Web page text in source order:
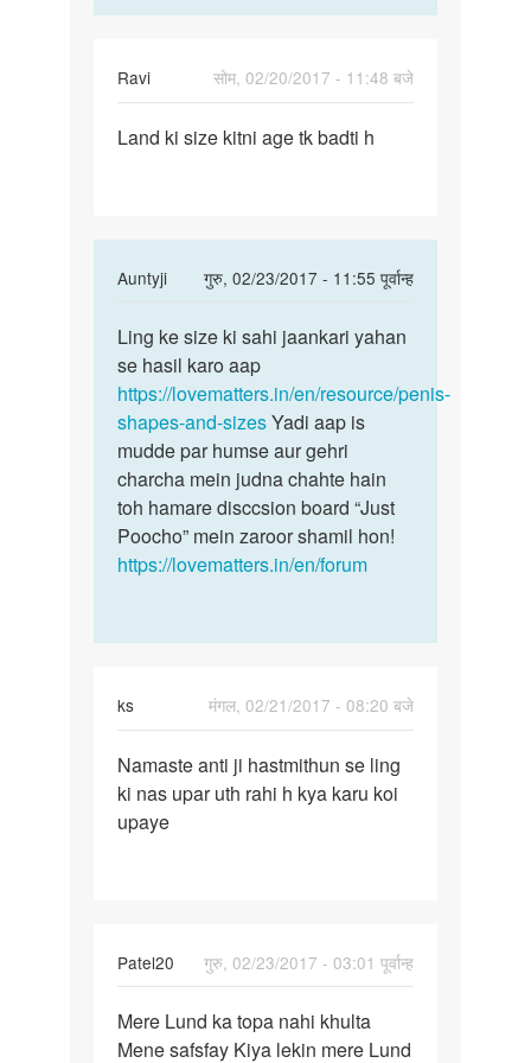
Ravi
सोम, 02/20/2017 - 11:48 बजे
Land
tk
Land ki size kitni age tk badti h
Auntyji
गुरु, 02/23/2017 - 11:55 पूर्वान्ह
In
to
Land
ki
size
kitni
age
tk
by
Ravi
Ling
ke
size
ki
sahi
Ling ke size ki sahi jaankari yahan
se hasil karo aap
https://lovematters.in/en/resource/penis-
shapes-and-sizesYadi aap is
mudde par humse aur gehri
charcha mein judna chahte hain
toh hamare disccsion board “Just
Poocho” mein zaroor shamil hon!
https://lovematters.in/en/forum
ks
मंगल, 02/21/2017 - 08:20 बजे
Namaste
anti
ji
Namaste anti ji hastmithun se ling
ki nas upar uth rahi h kya karu koi
upaye
Patel20
गुरु, 02/23/2017 - 03:01 पूर्वान्ह
Mere
Lund
Mere Lund ka topa nahi khulta
Mene safsfay Kiya lekin mere Lund